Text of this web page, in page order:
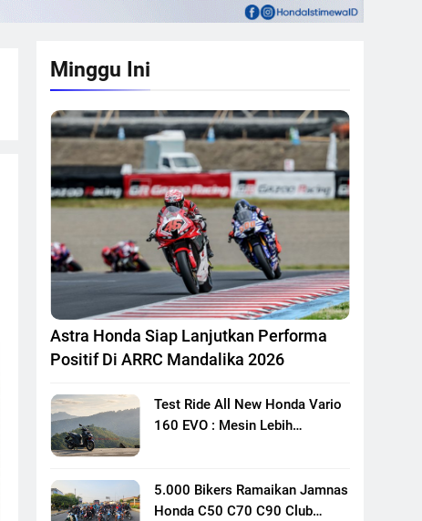
Minggu Ini
Astra Honda Siap Lanjutkan Performa
Positif Di ARRC Mandalika 2026
Test Ride All New Honda Vario
160 EVO : Mesin Lebih
5.000 Bikers Ramaikan Jamnas
Honda C50 C70 C90 Club